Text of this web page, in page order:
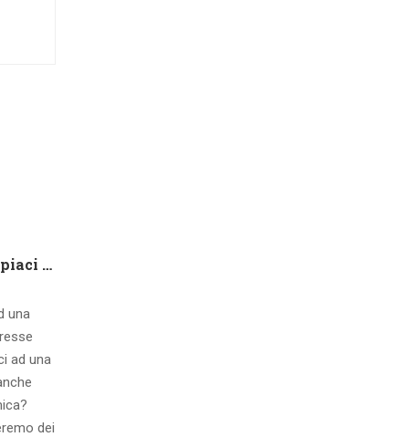
Che tipo di capire qualora piaci ad una ragazza contatto 8 segnali d’interesse inconsci
una
ad una
dei